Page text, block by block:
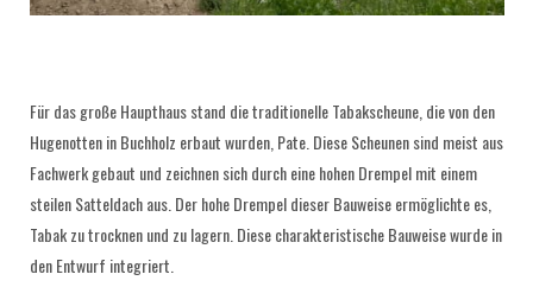
Für das große Haupthaus stand die traditionelle Tabakscheune, die von den
Hugenotten in Buchholz erbaut wurden, Pate. Diese Scheunen sind meist aus
Fachwerk gebaut und zeichnen sich durch eine hohen Drempel mit einem
steilen Satteldach aus. Der hohe Drempel dieser Bauweise ermöglichte es,
Tabak zu trocknen und zu lagern. Diese charakteristische Bauweise wurde in
den Entwurf integriert.